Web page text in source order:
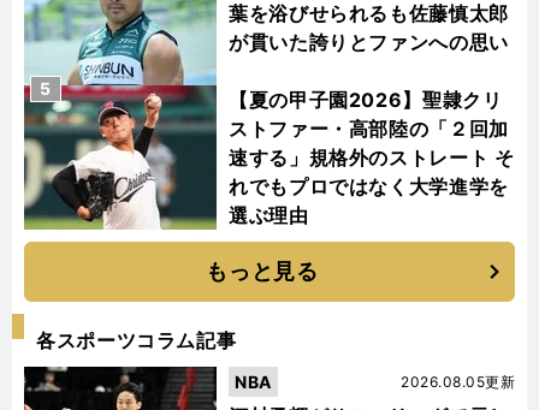
葉を浴びせられるも佐藤慎太郎
が貫いた誇りとファンへの思い
【夏の甲子園2026】聖隷クリ
ストファー・高部陸の「２回加
速する」規格外のストレート そ
れでもプロではなく大学進学を
選ぶ理由
5
もっと見る
各スポーツコラム記事
2026.08.05更新
NBA